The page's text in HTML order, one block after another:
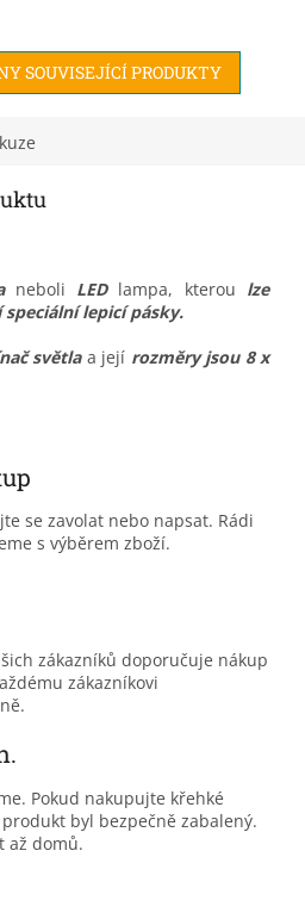
SOUVISEJÍCÍ PRODUKTY
neboli LEDlampa, kterou lze
lepicí pásky.
světlaa její rozměry jsou 8 x
se zavolat nebo napsat. Rádi
s výběrem zboží.
zákazníků doporučuje nákup
zákazníkovi
Pokud nakupujte křehké
byl bezpečně zabalený.
až domů.